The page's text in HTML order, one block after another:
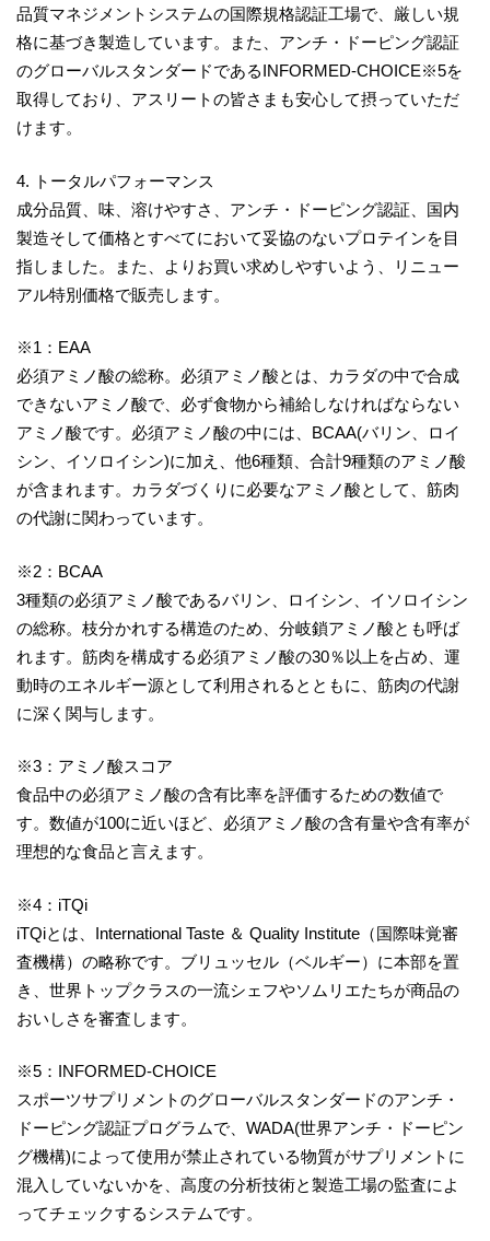
品質マネジメントシステムの国際規格認証工場で、厳しい規
格に基づき製造しています。また、アンチ・ドーピング認証
のグローバルスタンダードであるINFORMED-CHOICE※5を
取得しており、アスリートの皆さまも安心して摂っていただ
けます。
4. トータルパフォーマンス
成分品質、味、溶けやすさ、アンチ・ドーピング認証、国内
製造そして価格とすべてにおいて妥協のないプロテインを目
指しました。また、よりお買い求めしやすいよう、リニュー
アル特別価格で販売します。
※1：EAA
必須アミノ酸の総称。必須アミノ酸とは、カラダの中で合成
できないアミノ酸で、必ず食物から補給しなければならない
アミノ酸です。必須アミノ酸の中には、BCAA(バリン、ロイ
シン、イソロイシン)に加え、他6種類、合計9種類のアミノ酸
が含まれます。カラダづくりに必要なアミノ酸として、筋肉
の代謝に関わっています。
※2：BCAA
3種類の必須アミノ酸であるバリン、ロイシン、イソロイシン
の総称。枝分かれする構造のため、分岐鎖アミノ酸とも呼ば
れます。筋肉を構成する必須アミノ酸の30％以上を占め、運
動時のエネルギー源として利用されるとともに、筋肉の代謝
に深く関与します。
※3：アミノ酸スコア
食品中の必須アミノ酸の含有比率を評価するための数値で
す。数値が100に近いほど、必須アミノ酸の含有量や含有率が
理想的な食品と言えます。
※4：iTQi
iTQiとは、International Taste ＆ Quality Institute（国際味覚審
査機構）の略称です。ブリュッセル（ベルギー）に本部を置
き、世界トップクラスの一流シェフやソムリエたちが商品の
おいしさを審査します。
※5：INFORMED-CHOICE
スポーツサプリメントのグローバルスタンダードのアンチ・
ドーピング認証プログラムで、WADA(世界アンチ・ドーピン
グ機構)によって使用が禁止されている物質がサプリメントに
混入していないかを、高度の分析技術と製造工場の監査によ
ってチェックするシステムです。